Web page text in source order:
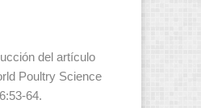
del artículo
Poultry Science
64.